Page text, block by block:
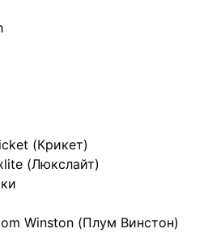
(Крикет)
(Люкслайт)
Winston (Плум Винстон)